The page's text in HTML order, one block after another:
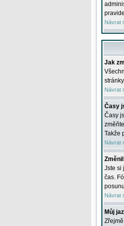
Návrat
Jak
Návrat
Časy
Časy
Takže
Návrat
Jste si
čas.
Návrat
Můj